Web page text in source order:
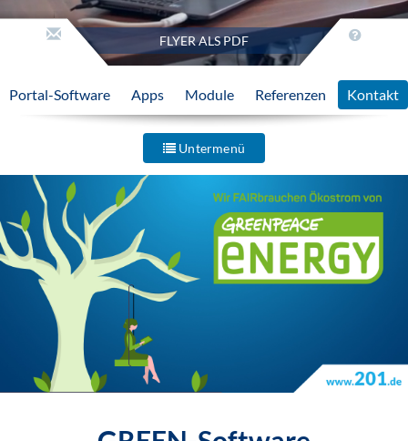
FLYER ALS PDF
Portal-Software Apps Module Referenzen Kontakt
Untermenü